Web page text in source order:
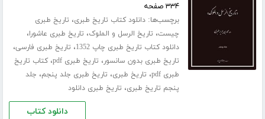
۳۳۴ صفحه
برچسب‌ها:دانلود کتاب تاریخ طبری، تاریخ طبری
چیست، تاریخ الرسل و الملوک، تاریخ طبری عاشورا،
دانلود کتاب تاریخ طبری چاپ 1352 ، تاریخ طبری فارسی،
تاریخ طبری بدون سانسور، تاریخ طبری pdf ،کتاب تاریخ
طبری pdf
، تاریخ طبری، تاریخ طبری جلد پنجم، جلد
پنجم تاریخ طبری، تاریخ طبری دانلود
دانلود کتاب